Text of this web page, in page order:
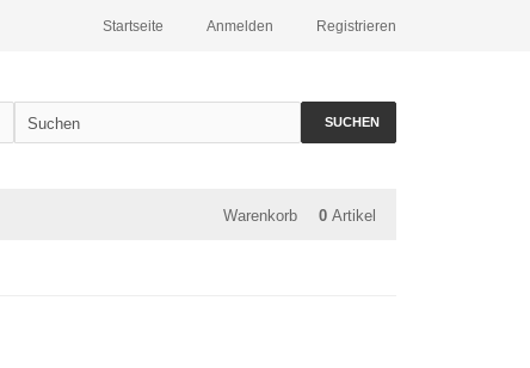
Registrieren
Anmelden
Startseite
SUCHEN
Warenkorb 0 Artikel